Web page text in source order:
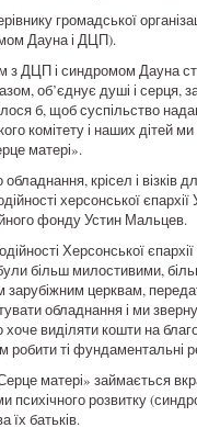
громадської
Дауна і ДЦП).
з ДЦП і синдромом Дауна
об’єднує душі і
б, щоб суспільство
комітету і наших
матері».
обладнання, крісел і
херсонської
фонду Устин Мальцев.
Херсонської
більш милостивими,
церквам,
обладнання і ми
виділяти кошти на
ті фундаментальні
матері» займається
психічного розвитку
їх батьків.